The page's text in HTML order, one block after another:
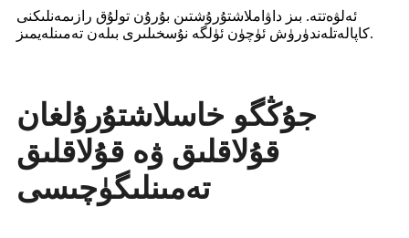
ئەلۋەتتە. بىز داۋاملاشتۇرۇشتىن بۇرۇن تولۇق رازىمەنلىكنى
كاپالەتلەندۈرۈش ئۈچۈن ئۈلگە نۇسخىلىرى بىلەن تەمىنلەيمىز.
جۇڭگو خاسلاشتۇرۇلغان
قۇلاقلىق ۋە قۇلاقلىق
تەمىنلىگۈچىسى